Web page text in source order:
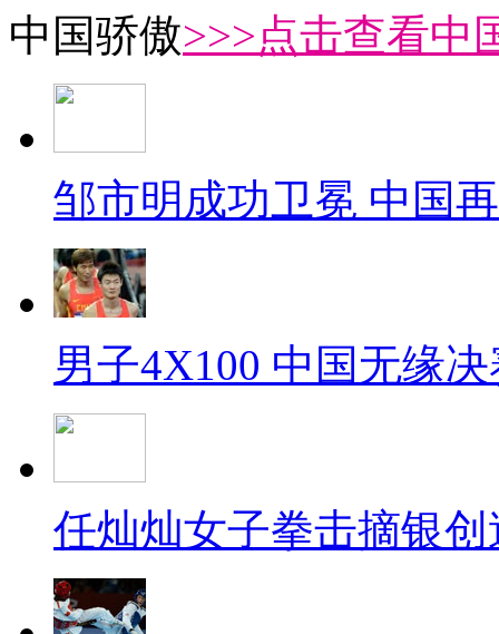
中国骄傲>>>点击查看中
邹市明成功卫冕 中国
男子4X100 中国无缘
任灿灿女子拳击摘银